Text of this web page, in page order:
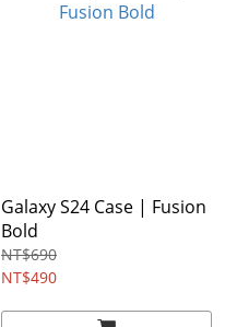
Galaxy S24 Case | Fusion
Bold
NT$690
NT$490